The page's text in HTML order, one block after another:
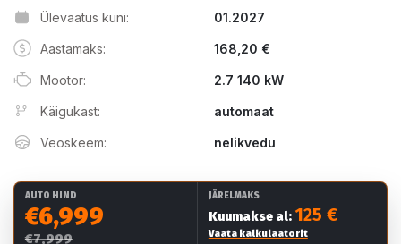
Ülevaatus kuni: 01.2027
Aastamaks: 168,20 €
Mootor: 2.7 140 kW
Käigukast: automaat
Veoskeem: nelikvedu
AUTO HIND
€6,999
€7,999
JÄRELMAKS
Kuumakse al: 125 €
Vaata kalkulaatorit